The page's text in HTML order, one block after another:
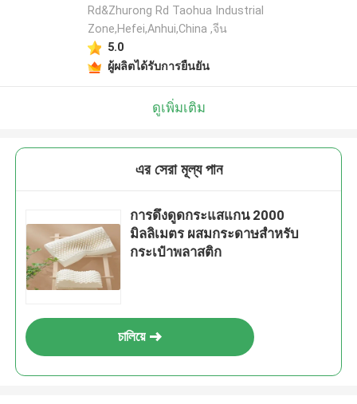
Rd&Zhurong Rd Taohua Industrial
Zone,Hefei,Anhui,China ,จีน
5.0
ผู้ผลิตได้รับการยืนยัน
ดูเพิ่มเติม
এর সেরা মূল্য পান
การดึงดูดกระแสแกน 2000
มิลลิเมตร ผสมกระดาษสําหรับ
กระเป๋าพลาสติก
চালিয়ে